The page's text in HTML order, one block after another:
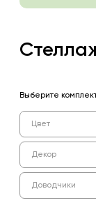
Выберите
Цвет
Декор
Доводчики